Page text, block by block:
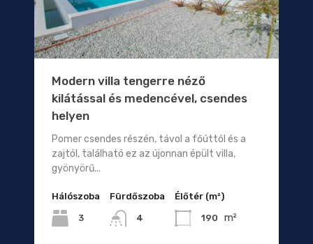
Modern villa tengerre néző
kilátással és medencével, csendes
helyen
Pomer csendes részén, távol a főúttól és a
zajtól, található ez az újonnan épült villa,
gyönyörű...
Hálószoba
3
Fürdőszoba
4
Élőtér (m²)
190 m²